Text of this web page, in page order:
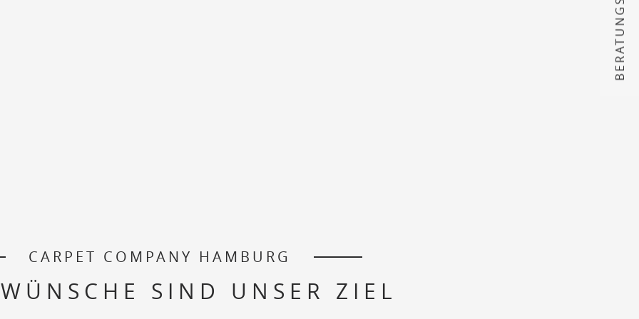
CARPET COMPANY HAMBURG
SIND UNSER ZIEL